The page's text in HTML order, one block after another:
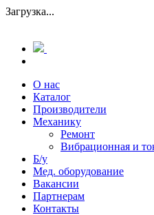
Загрузка...
О нас
Каталог
Производители
Механику
Ремонт
Вибрационная и
Б/у
Мед. оборудование
Вакансии
Партнерам
Контакты